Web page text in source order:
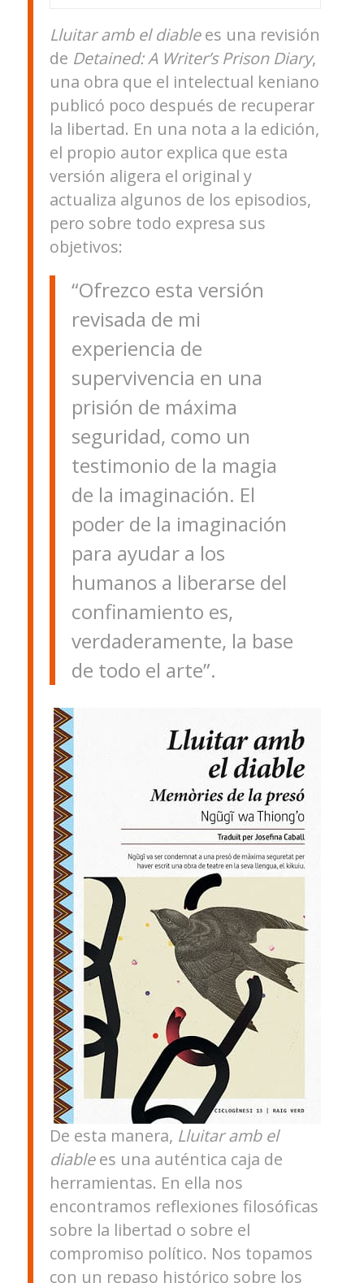
Lluitar amb el diablees una revisión
de Detained: A Writer’s Prison Diary,
una obra que el intelectual keniano
publicó poco después de recuperar
la libertad. En una nota a la edición,
el propio autor explica que esta
versión aligera el original y
actualiza algunos de los episodios,
pero sobre todo expresa sus
objetivos:
“Ofrezco esta versión
revisada de mi
experiencia de
supervivencia en una
prisión de máxima
seguridad, como un
testimonio de la magia
de la imaginación. El
poder de la imaginación
para ayudar a los
humanos a liberarse del
confinamiento es,
verdaderamente, la base
de todo el arte”.
De esta manera, Lluitar amb el
diablees una auténtica caja de
herramientas. En ella nos
encontramos reflexiones filosóficas
sobre la libertad o sobre el
compromiso político. Nos topamos
con un repaso histórico sobre los